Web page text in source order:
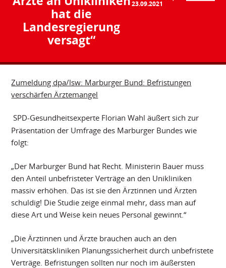
hat die
Landesregierung
versagt“
23.09.2021
Zumeldung dpa/lsw: Marburger Bund: Befristungen
verschärfen Ärztemangel
SPD-Gesundheitsexperte Florian Wahl äußert sich zur
Präsentation der Umfrage des Marburger Bundes wie
folgt:
„Der Marburger Bund hat Recht. Ministerin Bauer muss
den Anteil unbefristeter Verträge an den Unikliniken
massiv erhöhen. Das ist sie den Ärztinnen und Ärzten
schuldig! Die Studie zeige einmal mehr, dass man auf
diese Art und Weise kein neues Personal gewinnt.“
„Die Ärztinnen und Ärzte brauchen auch an den
Universitätskliniken Planungssicherheit durch unbefristete
Verträge. Befristungen sollten nur noch im äußersten